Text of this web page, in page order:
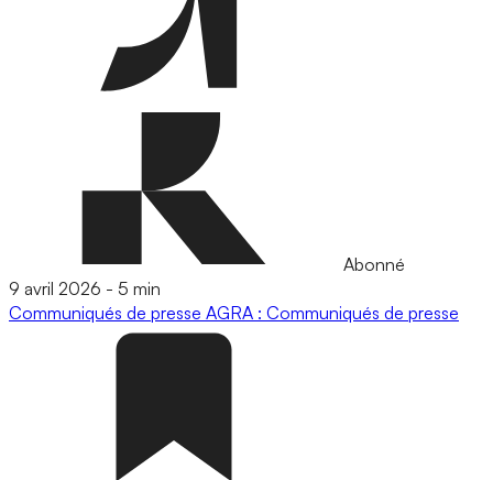
Abonné
9 avril 2026 - 5 min
Communiqués de presse AGRA : Communiqués de presse